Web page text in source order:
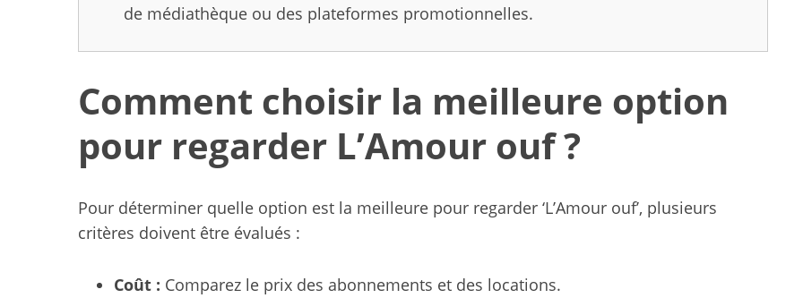
de médiathèque ou des plateformes promotionnelles.
Comment choisir la meilleure option
pour regarder L’Amour ouf ?
Pour déterminer quelle option est la meilleure pour regarder ‘L’Amour ouf’, plusieurs
critères doivent être évalués :
Coût : Comparez le prix des abonnements et des locations.